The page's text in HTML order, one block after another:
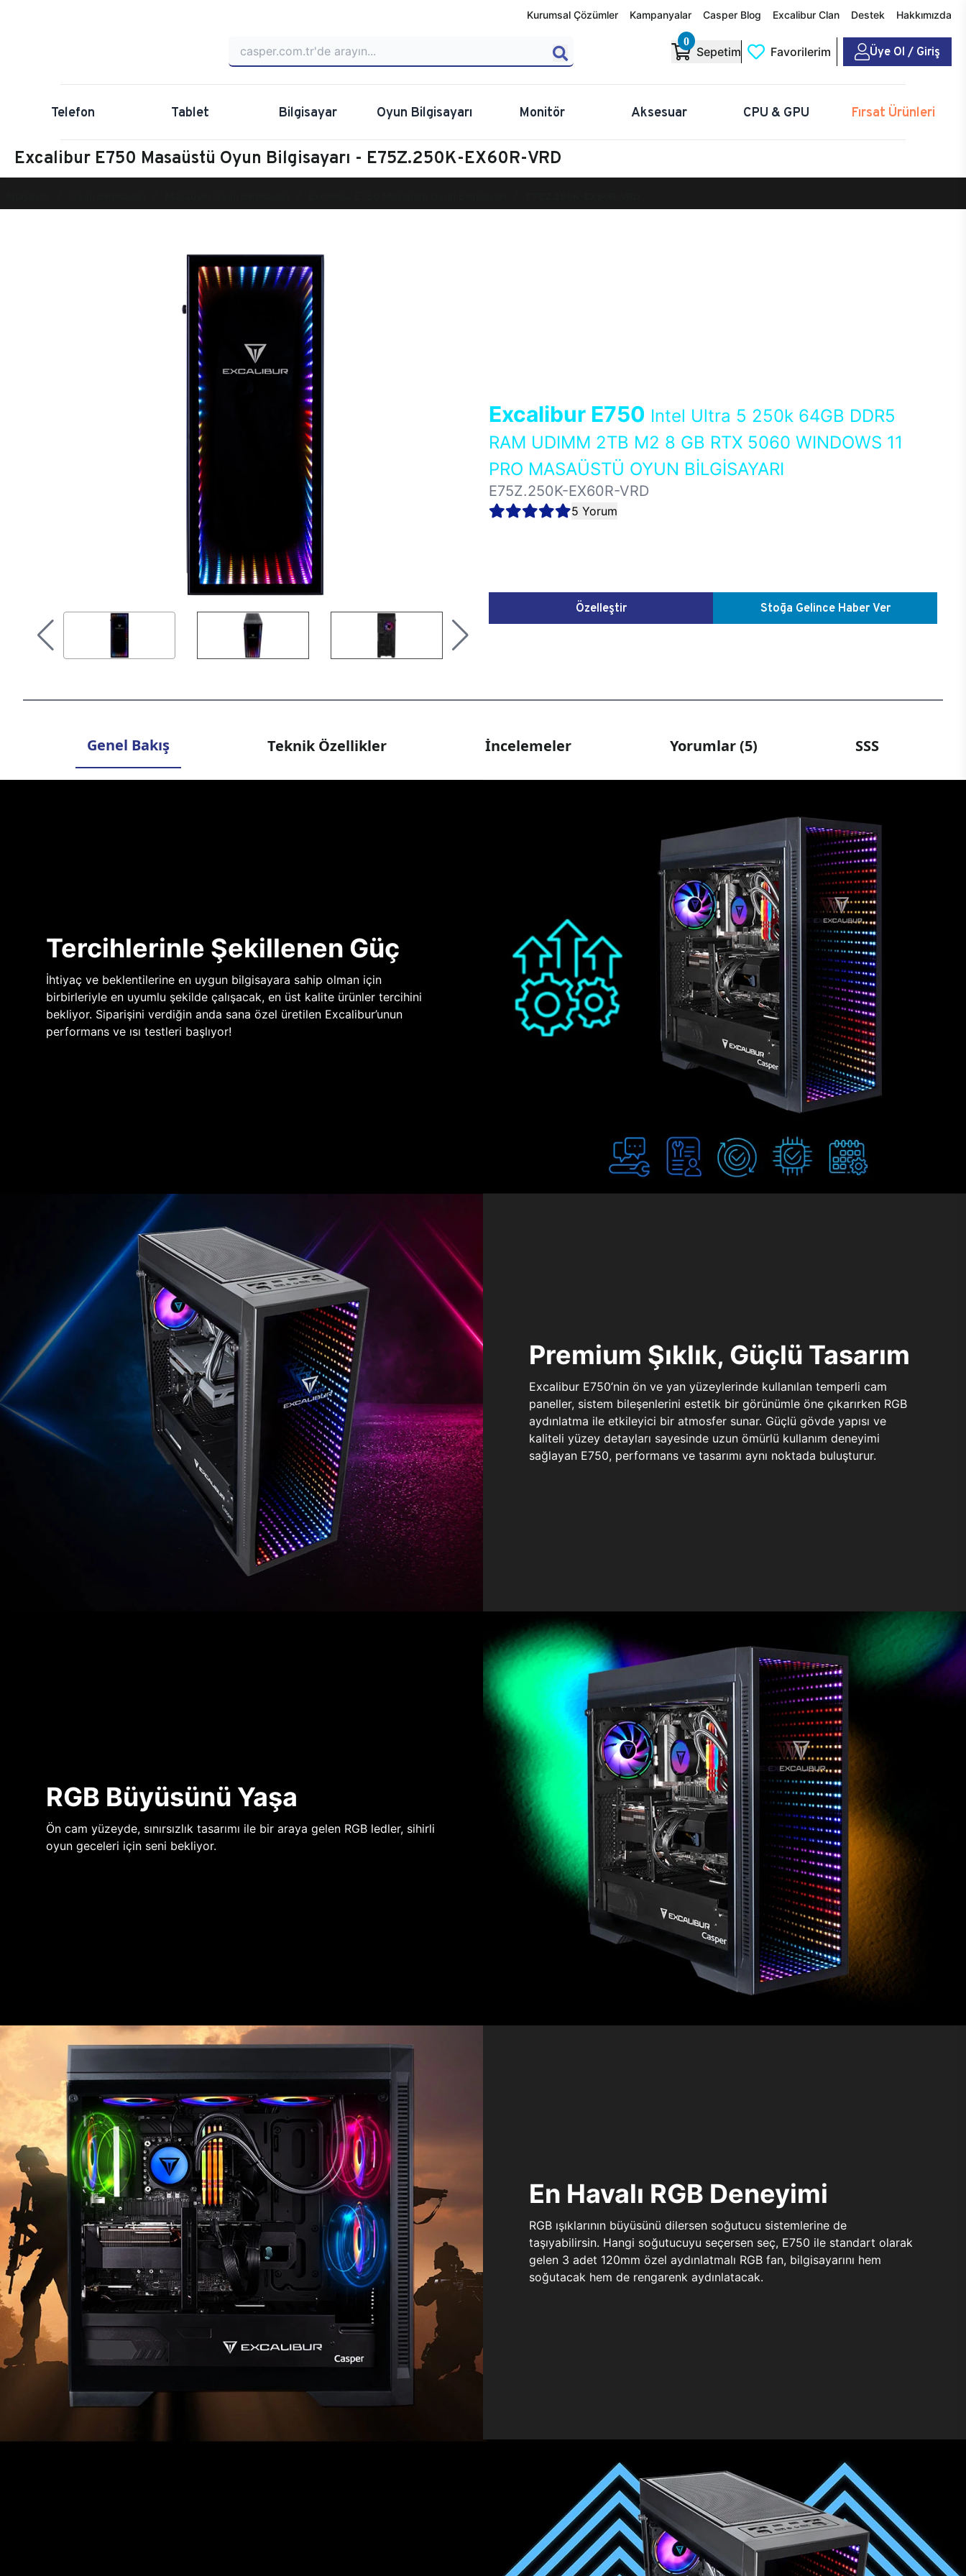
Kurumsal Çözümler Kampanyalar Casper Blog Excalibur Clan Destek Hakkımızda
0
Sepetim Favorilerim Üye Ol / Giriş
Telefon Tablet Bilgisayar Oyun Bilgisayarı Monitör Aksesuar CPU & GPU Fırsat Ürünleri
Excalibur E750 Masaüstü Oyun Bilgisayarı - E75Z.250K-EX60R-VRD
Excalibur E750 Intel Ultra 5 250k 64GB DDR5
RAM UDIMM 2TB M2 8 GB RTX 5060 WINDOWS 11
PRO MASAÜSTÜ OYUN BİLGİSAYARI
E75Z.250K-EX60R-VRD
5 Yorum
Özelleştir Stoğa Gelince Haber Ver
Genel Bakış Teknik Özellikler İncelemeler Yorumlar (5) SSS
Tercihlerinle Şekillenen Güç
İhtiyaç ve beklentilerine en uygun bilgisayara sahip olman için
birbirleriyle en uyumlu şekilde çalışacak, en üst kalite ürünler tercihini
bekliyor. Siparişini verdiğin anda sana özel üretilen Excalibur’unun
performans ve ısı testleri başlıyor!
Premium Şıklık, Güçlü Tasarım
Excalibur E750’nin ön ve yan yüzeylerinde kullanılan temperli cam
paneller, sistem bileşenlerini estetik bir görünümle öne çıkarırken RGB
aydınlatma ile etkileyici bir atmosfer sunar. Güçlü gövde yapısı ve
kaliteli yüzey detayları sayesinde uzun ömürlü kullanım deneyimi
sağlayan E750, performans ve tasarımı aynı noktada buluşturur.
RGB Büyüsünü Yaşa
Ön cam yüzeyde, sınırsızlık tasarımı ile bir araya gelen RGB ledler, sihirli
oyun geceleri için seni bekliyor.
En Havalı RGB Deneyimi
RGB ışıklarının büyüsünü dilersen soğutucu sistemlerine de
taşıyabilirsin. Hangi soğutucuyu seçersen seç, E750 ile standart olarak
gelen 3 adet 120mm özel aydınlatmalı RGB fan, bilgisayarını hem
soğutacak hem de rengarenk aydınlatacak.